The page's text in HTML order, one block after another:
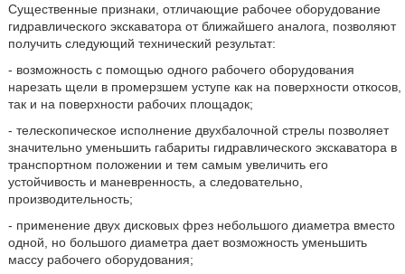
Существенные признаки, отличающие рабочее оборудование
гидравлического экскаватора от ближайшего аналога, позволяют
получить следующий технический результат:
- возможность с помощью одного рабочего оборудования
нарезать щели в промерзшем уступе как на поверхности откосов,
так и на поверхности рабочих площадок;
- телескопическое исполнение двухбалочной стрелы позволяет
значительно уменьшить габариты гидравлического экскаватора в
транспортном положении и тем самым увеличить его
устойчивость и маневренность, а следовательно,
производительность;
- применение двух дисковых фрез небольшого диаметра вместо
одной, но большого диаметра дает возможность уменьшить
массу рабочего оборудования;